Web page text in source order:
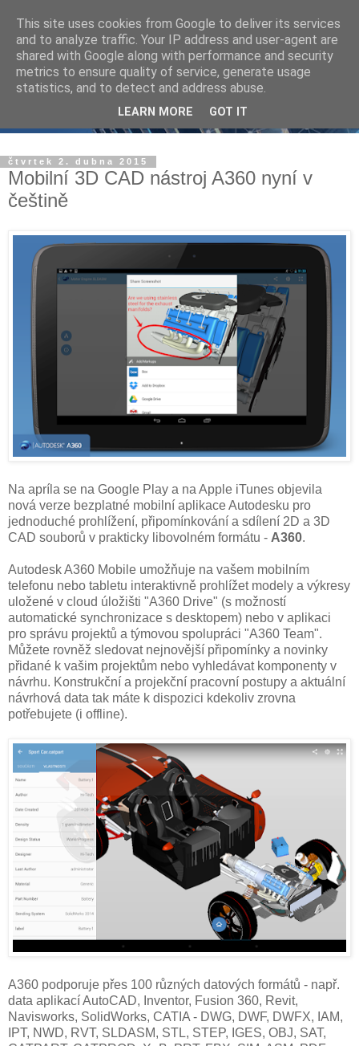
čtvrtek 2. dubna 2015
Mobilní 3D CAD nástroj A360 nyní v
češtině
Na apríla se na Google Play a na Apple iTunes objevila
nová verze bezplatné mobilní aplikace Autodesku pro
jednoduché prohlížení, připomínkování a sdílení 2D a 3D
CAD souborů v prakticky libovolném formátu - A360.
Autodesk A360 Mobile umožňuje na vašem mobilním
telefonu nebo tabletu interaktivně prohlížet modely a výkresy
uložené v cloud úložišti "A360 Drive" (s možností
automatické synchronizace s desktopem) nebo v aplikaci
pro správu projektů a týmovou spolupráci "A360 Team".
Můžete rovněž sledovat nejnovější připomínky a novinky
přidané k vašim projektům nebo vyhledávat komponenty v
návrhu. Konstrukční a projekční pracovní postupy a aktuální
návrhová data tak máte k dispozici kdekoliv zrovna
potřebujete (i offline).
A360 podporuje přes 100 různých datových formátů - např.
data aplikací AutoCAD, Inventor, Fusion 360, Revit,
Navisworks, SolidWorks, CATIA - DWG, DWF, DWFX, IAM,
IPT, NWD, RVT, SLDASM, STL, STEP, IGES, OBJ, SAT,
This site uses cookies from Google to deliver its services
and to analyze traffic. Your IP address and user-agent are
shared with Google along with performance and security
metrics to ensure quality of service, generate usage
statistics, and to detect and address abuse.
LEARN MORE GOT IT